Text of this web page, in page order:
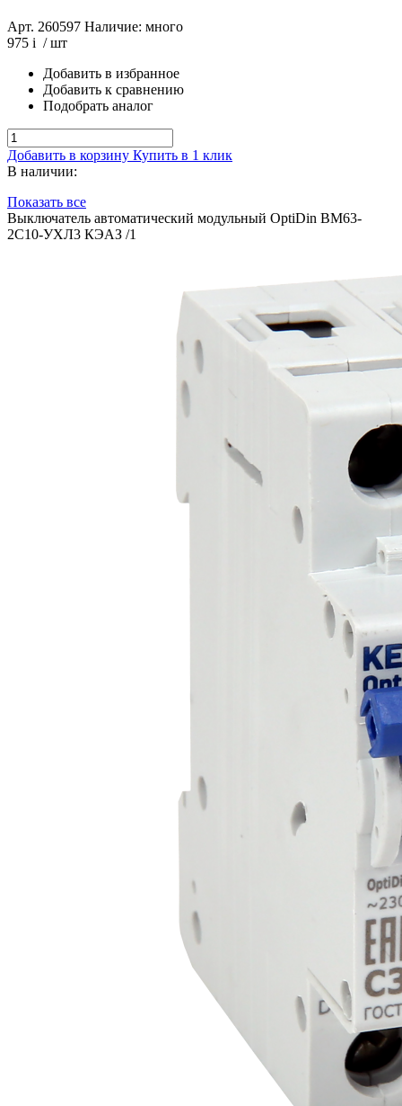
Арт. 260597 Наличие: много
975 i / шт
Добавить в избранное
Добавить к сравнению
Подобрать аналог
Добавить в корзину Купить в 1 клик
В наличии:
Показать все
Выключатель автоматический модульный OptiDin BM63-
2C10-УХЛ3 КЭАЗ /1